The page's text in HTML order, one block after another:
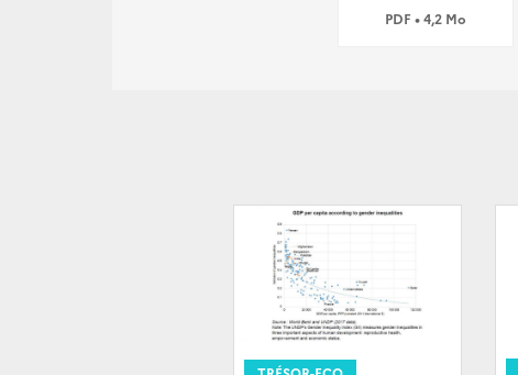
PDF • 4,2 Mo